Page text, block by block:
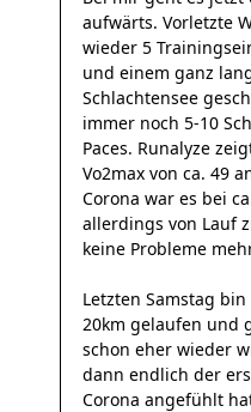
aufwärts. Vorletzte
wieder 5
und einem ganz
Schlachtensee
immer noch 5-10
Paces. Runalyze
Vo2max von ca. 49
Corona war es bei
allerdings von Lauf
keine Probleme
Letzten Samstag
20km gelaufen und
schon eher wieder
dann endlich der
Corona angefühlt